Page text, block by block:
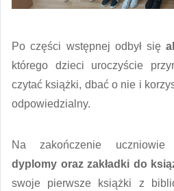
Po części wstępnej odbył się
którego dzieci uroczyście
czytać książki, dbać o nie i
odpowiedzialny.
Na zakończenie uczniowie
dyplomy oraz zakładki do
swoje pierwsze książki z